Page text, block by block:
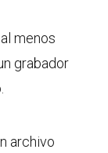
menos
grabador
archivo